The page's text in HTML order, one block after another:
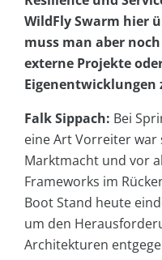
WildFly Swarm hier
muss man aber
externe Projekte
Eigenentwicklungen
Falk Sippach: Bei
eine Art Vorreiter war
Marktmacht und vor
Frameworks im
Boot Stand heute
um den
Architekturen